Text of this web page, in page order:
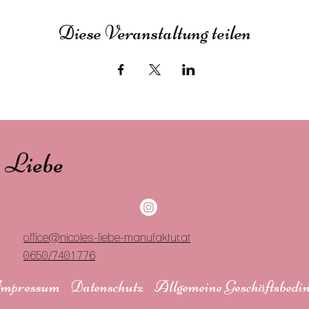
Diese Veranstaltung teilen
Liebe
office@nicoles-liebe-manufaktur.at
0650/7401776
Datenschutz Allgemeine